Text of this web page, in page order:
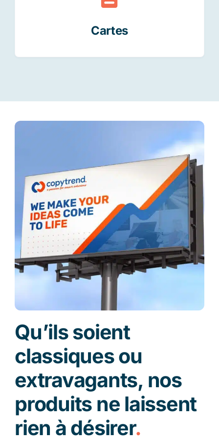
Cartes
Qu’ils soient
classiques ou
extravagants, nos
produits ne laissent
rien à désirer.